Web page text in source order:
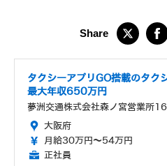
タクシーアプリGO搭載のタ
最大年収650万円
夢洲交通株式会社森ノ宮営業所
大阪府
月給30万円～54万円
正社員